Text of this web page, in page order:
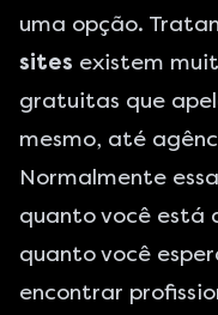
uma opção.
sites existem
gratuitas que
mesmo, até
Normalmente
quanto você está
quanto você
encontrar